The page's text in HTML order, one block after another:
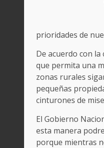
prioridades de
De acuerdo con
que permita una
zonas rurales
pequeñas
cinturones de
El Gobierno
esta manera
porque mientras